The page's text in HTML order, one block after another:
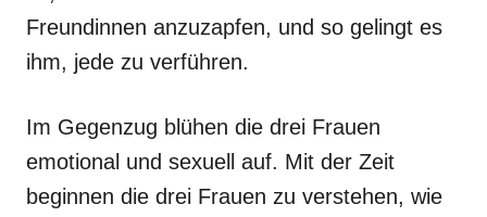
Freundinnen anzuzapfen, und so gelingt es
ihm, jede zu verführen.
Im Gegenzug blühen die drei Frauen
emotional und sexuell auf. Mit der Zeit
beginnen die drei Frauen zu verstehen, wie